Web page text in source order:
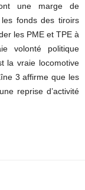
une marge de
fonds des tiroirs
les PME et TPE à
volonté politique
la vraie locomotive
3 affirme que les
reprise d’activité